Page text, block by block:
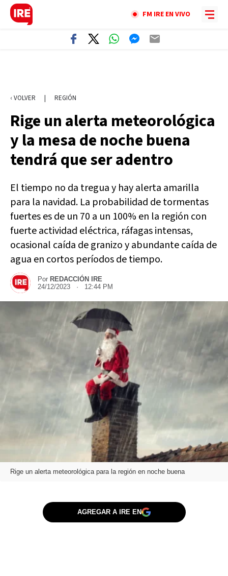
FM IRE EN VIVO
‹ VOLVER | REGIÓN
Rige un alerta meteorológica
y la mesa de noche buena
tendrá que ser adentro
El tiempo no da tregua y hay alerta amarilla
para la navidad. La probabilidad de tormentas
fuertes es de un 70 a un 100% en la región con
fuerte actividad eléctrica, ráfagas intensas,
ocasional caída de granizo y abundante caída de
agua en cortos períodos de tiempo.
Por REDACCIÓN IRE
24/12/2023 · 12:44 PM
Rige un alerta meteorológica para la región en noche buena
AGREGAR A IRE EN